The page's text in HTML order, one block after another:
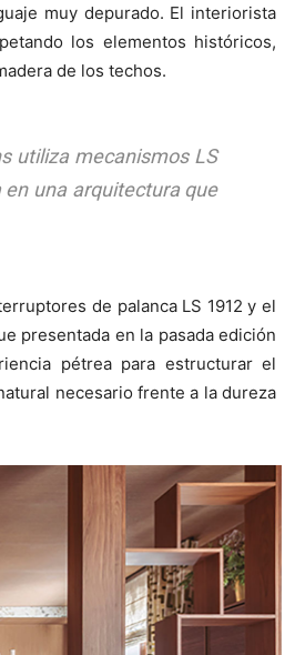
muy depurado. El interiorista
los elementos históricos,
de los techos.
utiliza mecanismos LS
una arquitectura que
de palanca LS 1912 y el
presentada en la pasada edición
pétrea para estructurar el
necesario frente a la dureza